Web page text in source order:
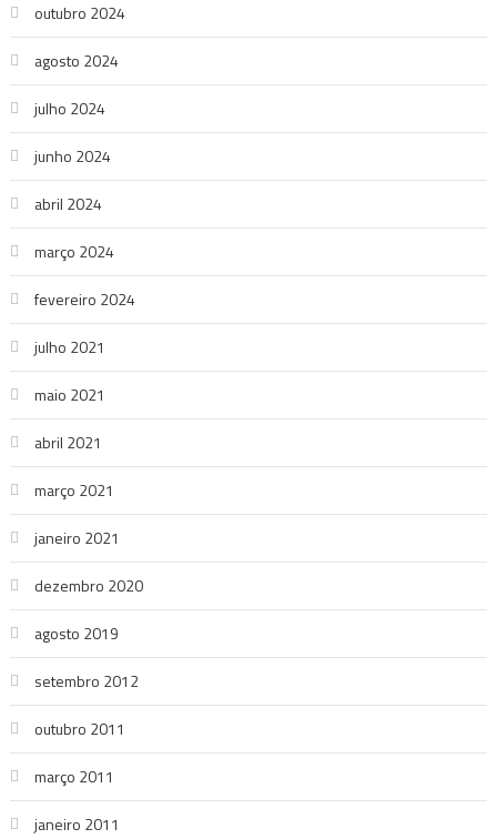
outubro 2024
agosto 2024
julho 2024
junho 2024
abril 2024
março 2024
fevereiro 2024
julho 2021
maio 2021
abril 2021
março 2021
janeiro 2021
dezembro 2020
agosto 2019
setembro 2012
outubro 2011
março 2011
janeiro 2011